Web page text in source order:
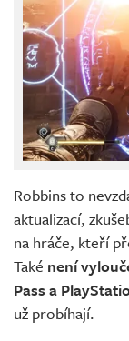
Robbins to
aktualizací,
na hráče, kteří
Také není
Pass a
už probíhají.